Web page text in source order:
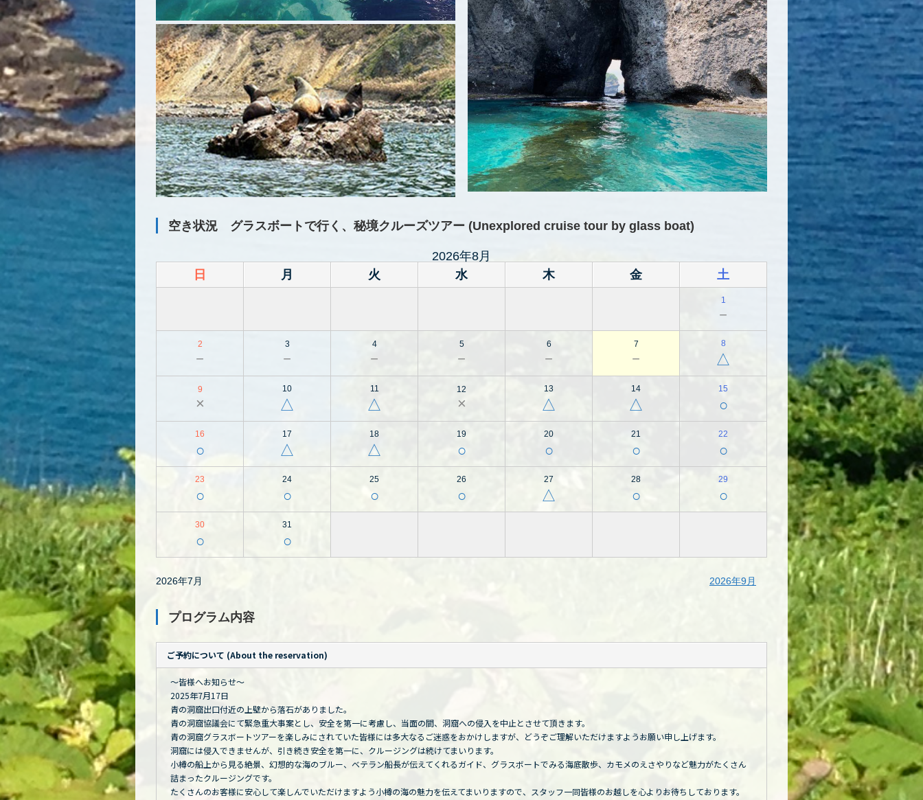
空き状況 グラスボートで行く、秘境クルーズツアー (Unexplored cruise tour by glass boat)
2026年8月
日
月 火 水 木 金 土
1
－
2
－
3
－
4
－
5
－
6
－
7
－
8
△
9
×
10
△
11
△
12
×
13
△
14
△
15
○
16
○
17
△
18
△
19
○
20
○
21
○
22
○
23
○
24
○
25
○
26
○
27
△
28
○
29
○
30
○
31
○
2026年7月 2026年9月
プログラム内容
ご予約について (About the reservation)
～皆様へお知らせ～
2025年7月17日
青の洞窟出口付近の上壁から落石がありました。
青の洞窟協議会にて緊急重大事案とし、安全を第一に考慮し、当面の間、洞窟への侵入を中止とさせて頂きます。
青の洞窟グラスボートツアーを楽しみにされていた皆様には多大なるご迷惑をおかけしますが、どうぞご理解いただけますようお願い申し上げます。
洞窟には侵入できませんが、引き続き安全を第一に、クルージングは続けてまいります。
小樽の船上から見る絶景、幻想的な海のブルー、ベテラン船長が伝えてくれるガイド、グラスボートでみる海底散歩、カモメのえさやりなど魅力がたくさん
詰まったクルージングです。
たくさんのお客様に安心して楽しんでいただけますよう小樽の海の魅力を伝えてまいりますので、スタッフ一同皆様のお越しを心よりお待ちしております。